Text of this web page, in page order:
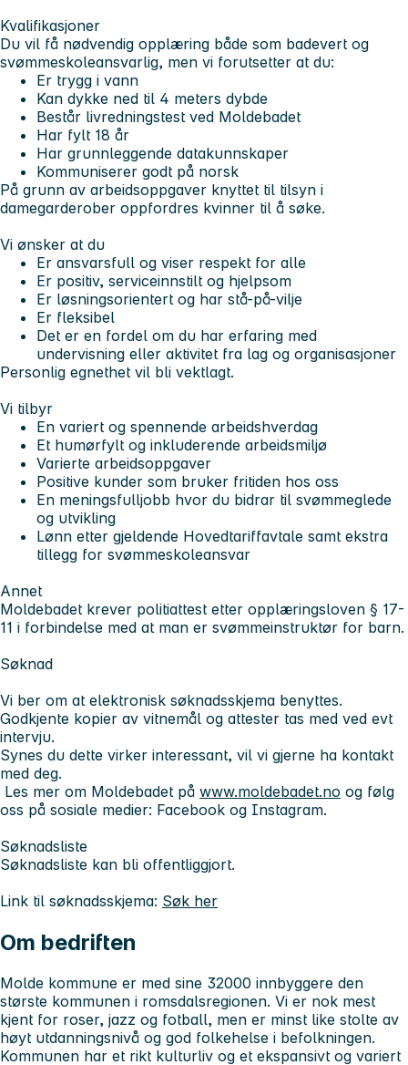
Kvalifikasjoner
Du vil få nødvendig opplæring både som badevert og
svømmeskoleansvarlig, men vi forutsetter at du:
Er trygg i vann
Kan dykke ned til 4 meters dybde
Består livredningstest ved Moldebadet
Har fylt 18 år
Har grunnleggende datakunnskaper
Kommuniserer godt på norsk
På grunn av arbeidsoppgaver knyttet til tilsyn i
damegarderober oppfordres kvinner til å søke.
Vi ønsker at du
Er ansvarsfull og viser respekt for alle
Er positiv, serviceinnstilt og hjelpsom
Er løsningsorientert og har stå-på-vilje
Er fleksibel
Det er en fordel om du har erfaring med
undervisning eller aktivitet fra lag og organisasjoner
Personlig egnethet vil bli vektlagt.
Vi tilbyr
En variert og spennende arbeidshverdag
Et humørfylt og inkluderende arbeidsmiljø
Varierte arbeidsoppgaver
Positive kunder som bruker fritiden hos oss
En meningsfulljobb hvor du bidrar til svømmeglede
og utvikling
Lønn etter gjeldende Hovedtariffavtale samt ekstra
tillegg for svømmeskoleansvar
Annet
Moldebadet krever politiattest etter opplæringsloven § 17-
11 i forbindelse med at man er svømmeinstruktør for barn.
Søknad
Vi ber om at elektronisk søknadsskjema benyttes.
Godkjente kopier av vitnemål og attester tas med ved evt
intervju.
Synes du dette virker interessant, vil vi gjerne ha kontakt
med deg.
Les mer om Moldebadet på www.moldebadet.no og følg
oss på sosiale medier: Facebook og Instagram.
Søknadsliste
Søknadsliste kan bli offentliggjort.
Link til søknadsskjema: Søk her
Om bedriften
Molde kommune er med sine 32000 innbyggere den
største kommunen i romsdalsregionen. Vi er nok mest
kjent for roser, jazz og fotball, men er minst like stolte av
høyt utdanningsnivå og god folkehelse i befolkningen.
Kommunen har et rikt kulturliv og et ekspansivt og variert